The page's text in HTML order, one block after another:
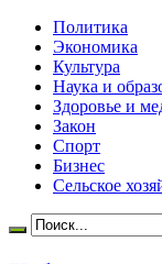
Политика
Экономика
Культура
Наука и
Здоровье и
Закон
Спорт
Бизнес
Сельское